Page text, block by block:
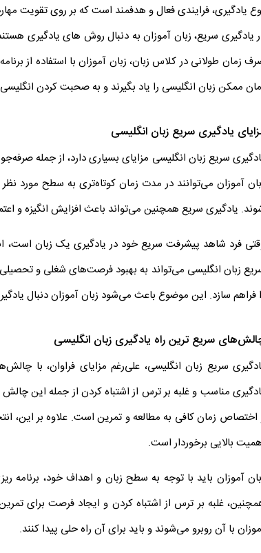
یادگیری، فرایندی فعال و هدفمند است که بر روی تقویت
یادگیری سریع، زبان آموزان به دنبال روش های یادگیری
زمان طولانی در کلاس زبان، زبان آموزان با استفاده از
ممکن زبان انگلیسی را یاد بگیرند و به صحبت کردن
یادگیری سریع زبان انگلیسی
سریع زبان انگلیسی مزایای بسیاری دارد، از جمله
آموزان می‌توانند در مدت زمان کوتاه‌تری به سطح مورد
یادگیری سریع همچنین می‌تواند باعث افزایش انگیزه و
فرد شاهد پیشرفت سریع خود در یادگیری یک زبان است،
زبان انگلیسی می‌تواند به بهبود فرصت‌های شغلی و تحصیلی
فراهم سازد. این موضوع باعث می‌شود زبان آموزان دنبال
سریع ترین راه یادگیری زبان انگلیسی
سریع زبان انگلیسی، علی‌رغم مزایای فراوان، با
مناسب و غلبه بر ترس از اشتباه کردن از جمله این
اختصاص زمان کافی به مطالعه و تمرین است. علاوه بر این،
بالایی برخوردار است.
آموزان باید با توجه به سطح زبان و اهداف خود، برنامه
غلبه بر ترس از اشتباه کردن و ایجاد فرصت برای
با آن روبرو می‌شوند و باید برای آن راه حلی پیدا کنند.